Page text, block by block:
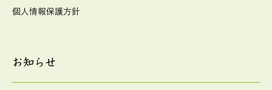
個人情報保護方針
お知らせ